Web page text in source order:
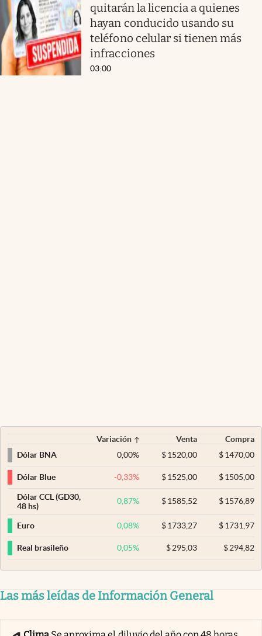
quitarán la licencia a quienes
hayan conducido usando su
teléfono celular si tienen más
infracciones
03:00
Variación Venta
Compra
Dólar BNA
0,00% $ 1520,00 $1470,00
Dólar Blue -0,33% $ 1525,00 $1505,00
Dólar CCL (GD30,
48 hs)
0,87% $ 1585,52 $1576,89
Euro 0,08% $ 1733,27 $1731,97
Real brasileño 0,05% $ 295,03 $294,82
Las más leídas de Información General